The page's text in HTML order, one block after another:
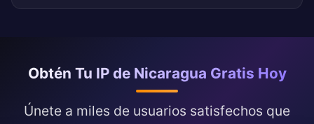
Obtén Tu IP de Nicaragua Gratis Hoy
Únete a miles de usuarios satisfechos que